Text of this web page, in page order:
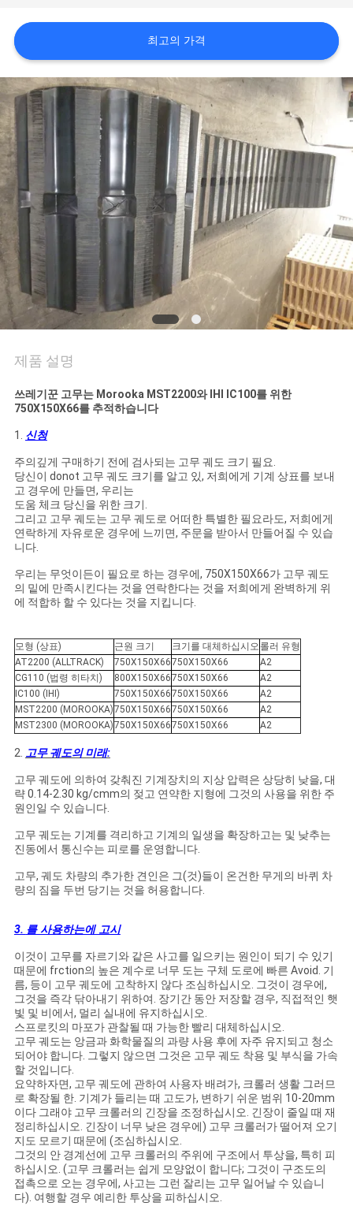
관
리
문
의
하
기
조
회
요
청
하
다
NEWS
사
이
트
맵
PRIVACY
POLICY
최고의 가격
제품 설명
쓰레기꾼 고무는 Morooka MST2200와 IHI IC100를 위한
750X150X66를 추적하습니다
1. 신청
주의깊게 구매하기 전에 검사되는 고무 궤도 크기 필요.
당신이 donot 고무 궤도 크기를 알고 있, 저희에게 기계 상표를 보내
고 경우에 만들면, 우리는
도움 체크 당신을 위한 크기.
그리고 고무 궤도는 고무 궤도로 어떠한 특별한 필요라도, 저희에게
연락하게 자유로운 경우에 느끼면, 주문을 받아서 만들어질 수 있습
니다.
우리는 무엇이든이 필요로 하는 경우에, 750X150X66가 고무 궤도
의 밑에 만족시킨다는 것을 연락한다는 것을 저희에게 완벽하게 위
에 적합하 할 수 있다는 것을 지킵니다.
모형 (상표) 근원 크기 크기를 대체하십시오 롤러 유형
AT2200 (ALLTRACK)
750X150X66750X150X66
A2
CG110 (법령 히타치)
800X150X66750X150X66
A2
IC100 (IHI)
750X150X66750X150X66
A2
MST2200 (MOROOKA)750X150X66750X150X66
A2
MST2300 (MOROOKA)750X150X66750X150X66 A2
2. 고무 궤도의 미래:
고무 궤도에 의하여 갖춰진 기계장치의 지상 압력은 상당히 낮을, 대
략 0.14-2.30 kg/cmm의 젖고 연약한 지형에 그것의 사용을 위한 주
원인일 수 있습니다.
고무 궤도는 기계를 격리하고 기계의 일생을 확장하고는 및 낮추는
진동에서 통신수는 피로를 운영합니다.
고무, 궤도 차량의 추가한 견인은 그(것)들이 온건한 무게의 바퀴 차
량의 짐을 두번 당기는 것을 허용합니다.
3. 를 사용하는에 고시
이것이 고무를 자르기와 같은 사고를 일으키는 원인이 되기 수 있기
때문에 frction의 높은 계수로 너무 도는 구체 도로에 빠른 Avoid. 기
름, 등이 고무 궤도에 고착하지 않다 조심하십시오. 그것이 경우에,
그것을 즉각 닦아내기 위하여. 장기간 동안 저장할 경우, 직접적인 햇
빛 및 비에서, 멀리 실내에 유지하십시오.
스프로킷의 마포가 관찰될 때 가능한 빨리 대체하십시오.
고무 궤도는 앙금과 화학물질의 과량 사용 후에 자주 유지되고 청소
되어야 합니다. 그렇지 않으면 그것은 고무 궤도 착용 및 부식을 가속
할 것입니다.
요약하자면, 고무 궤도에 관하여 사용자 배려가, 크롤러 생활 그러므
로 확장될 한. 기계가 들리는 때 고도가, 변하기 쉬운 범위 10-20mm
이다 그래야 고무 크롤러의 긴장을 조정하십시오. 긴장이 줄일 때 재
정리하십시오. 긴장이 너무 낮은 경우에) 고무 크롤러가 떨어져 오기
지도 모르기 때문에 (조심하십시오.
그것의 안 경계선에 고무 크롤러의 주위에 구조에서 투상을, 특히 피
하십시오. (고무 크롤러는 쉽게 모양없이 합니다; 그것이 구조도의
접촉으로 오는 경우에, 사고는 그런 잘리는 고무 일어날 수 있습니
다). 여행할 경우 예리한 투상을 피하십시오.